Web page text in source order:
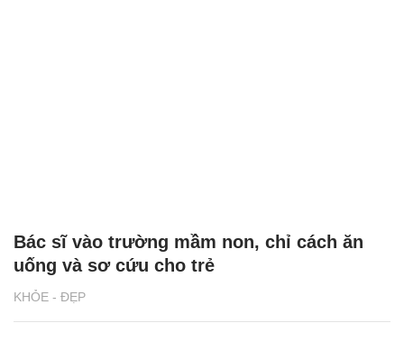
KHỎE - ĐẸP
Bác sĩ vào trường mầm non, chỉ cách ăn
uống và sơ cứu cho trẻ